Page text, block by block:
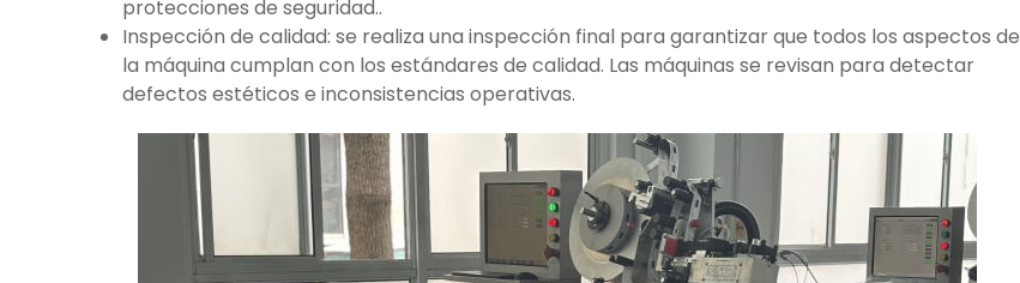
protecciones de seguridad..
Inspección de calidad: se realiza una inspección final para garantizar que todos los aspectos de
la máquina cumplan con los estándares de calidad. Las máquinas se revisan para detectar
defectos estéticos e inconsistencias operativas.